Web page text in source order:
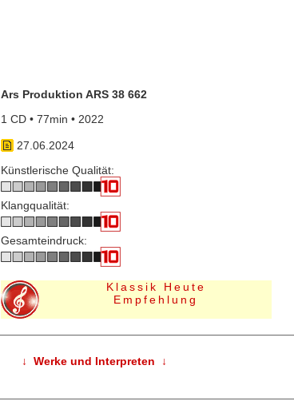
Ars Produktion ARS 38 662
1 CD • 77min • 2022
27.06.2024
Künstlerische Qualität:
Klangqualität:
Gesamteindruck:
Klassik Heute
Empfehlung
↓ Werke und Interpreten ↓